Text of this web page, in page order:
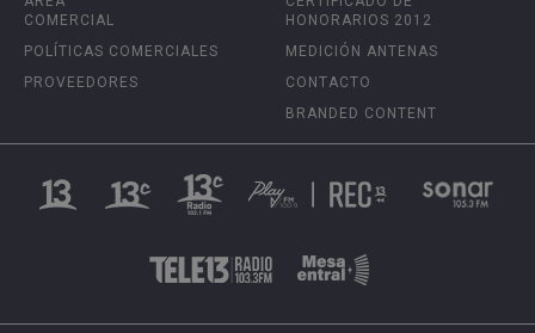
COMERCIAL
POLÍTICAS COMERCIALES
PROVEEDORES
HONORARIOS 2012
MEDICIÓN ANTENAS
CONTACTO
BRANDED CONTENT